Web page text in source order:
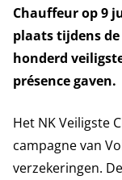
Chauffeur op 9
plaats tijdens
honderd
présence gaven.
Het NK Veiligste
campagne van
verzekeringen.